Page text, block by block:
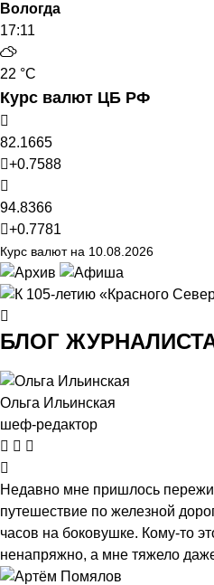
Вологда
17:11
22 °C
Курс валют ЦБ РФ
82.1665
+0.7588
94.8366
+0.7781
Курс валют на 10.08.2026
БЛОГ
Ольга Ильинская
шеф-редактор
Недавно мне пришлось
путешествие по железной
часов на боковушке. Кому-то
ненапряжно, а мне тяжело